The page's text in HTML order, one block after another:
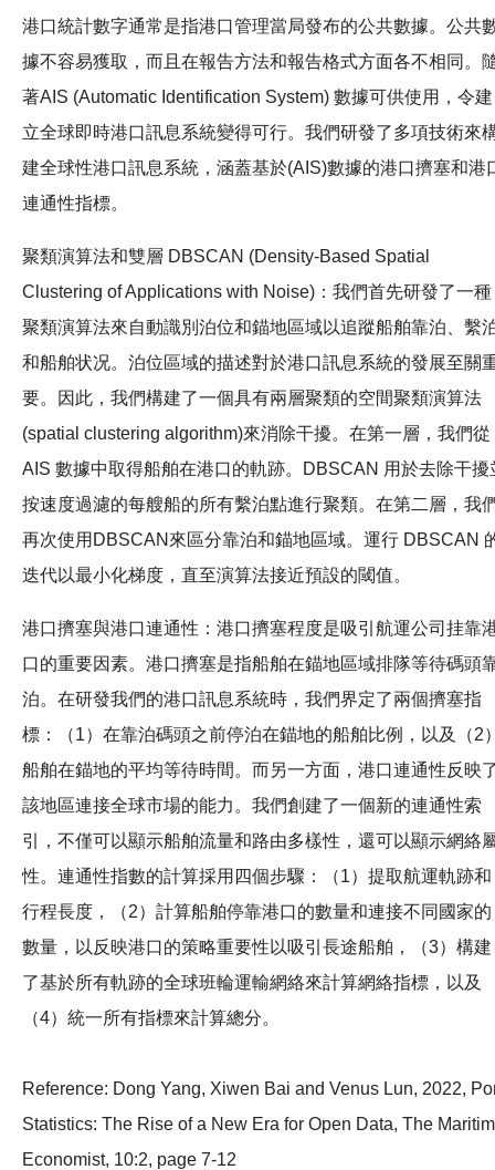
港口統計數字通常是指港口管理當局發布的公共數據。公共
據不容易獲取，而且在報告方法和報告格式方面各不相同。
著AIS (Automatic Identification System) 數據可供使用，令建
立全球即時港口訊息系統變得可行。我們研發了多項技術來
建全球性港口訊息系統，涵蓋基於(AIS)數據的港口擠塞和港
連通性指標。
聚類演算法和雙層 DBSCAN (Density-Based Spatial
Clustering of Applications with Noise)：我們首先研發了一種
聚類演算法來自動識別泊位和錨地區域以追蹤船舶靠泊、繫
和船舶状况。泊位區域的描述對於港口訊息系統的發展至關
要。因此，我們構建了一個具有兩層聚類的空間聚類演算法
(spatial clustering algorithm)來消除干擾。在第一層，我們從
AIS 數據中取得船舶在港口的軌跡。DBSCAN 用於去除干擾
按速度過濾的每艘船的所有繫泊點進行聚類。在第二層，我
再次使用DBSCAN來區分靠泊和錨地區域。運行 DBSCAN
迭代以最小化梯度，直至演算法接近預設的閾值。
港口擠塞與港口連通性：港口擠塞程度是吸引航運公司挂靠
口的重要因素。港口擠塞是指船舶在錨地區域排隊等待碼頭
泊。在研發我們的港口訊息系統時，我們界定了兩個擠塞指
標：（1）在靠泊碼頭之前停泊在錨地的船舶比例，以及（2
船舶在錨地的平均等待時間。而另一方面，港口連通性反映
該地區連接全球市場的能力。我們創建了一個新的連通性索
引，不僅可以顯示船舶流量和路由多樣性，還可以顯示網絡
性。連通性指數的計算採用四個步驟：（1）提取航運軌跡和
行程長度，（2）計算船舶停靠港口的數量和連接不同國家的
數量，以反映港口的策略重要性以吸引長途船舶，（3）構建
了基於所有軌跡的全球班輪運輸網絡來計算網絡指標，以及
（4）統一所有指標來計算總分。
Reference: Dong Yang, Xiwen Bai and Venus Lun, 2022,
Statistics: The Rise of a New Era for Open Data, The
Economist, 10:2, page 7-12